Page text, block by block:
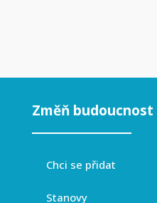
Změň budoucnost
Chci se přidat
Stanovy